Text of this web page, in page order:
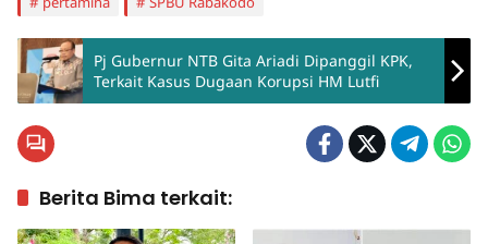
Pj Gubernur NTB Gita Ariadi Dipanggil KPK,
Terkait Kasus Dugaan Korupsi HM Lutfi
Berita Bima terkait: